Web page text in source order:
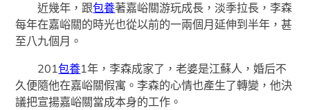
近幾年，跟包養著嘉峪關游玩成長，淡季拉長，李森
每年在嘉峪關的時光也從以前的一兩個月延伸到半年，甚
至八九個月。
201包養1年，李森成家了，老婆是江蘇人，婚后不
久便隨他在嘉峪關假寓。李森的心情也產生了轉變，他決
議把宣揚嘉峪關當成本身的工作。